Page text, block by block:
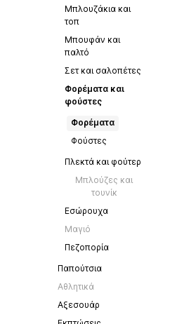
Μπλουζάκια και
τοπ
Μπουφάν και
παλτό
Σετ και σαλοπέτες
Φορέματα και
φούστες
Φορέματα
Φούστες
Πλεκτά και φούτερ
Μπλούζες και
τουνίκ
Εσώρουχα
Μαγιό
Πεζοπορία
Παπούτσια
Αθλητικά
Αξεσουάρ